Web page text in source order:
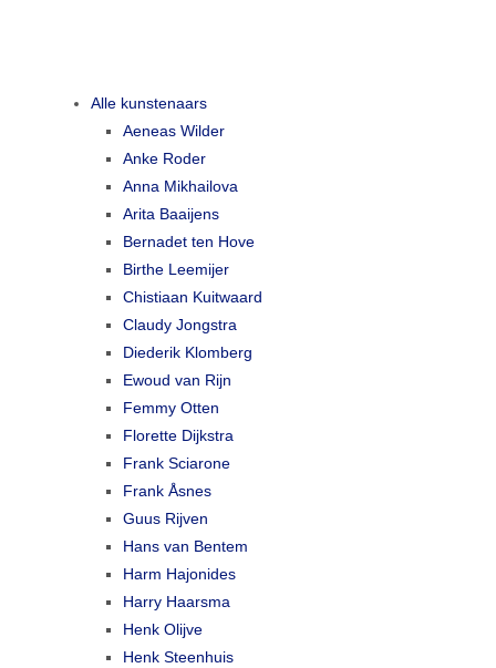
Alle kunstenaars
Aeneas Wilder
Anke Roder
Anna Mikhailova
Arita Baaijens
Bernadet ten Hove
Birthe Leemijer
Chistiaan Kuitwaard
Claudy Jongstra
Diederik Klomberg
Ewoud van Rijn
Femmy Otten
Florette Dijkstra
Frank Sciarone
Frank Åsnes
Guus Rijven
Hans van Bentem
Harm Hajonides
Harry Haarsma
Henk Olijve
Henk Steenhuis